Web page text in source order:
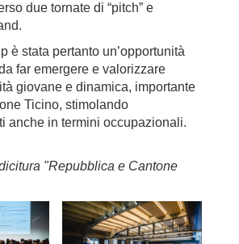
due tornate di “pitch” e
è stata pertanto un’opportunità
far emergere e valorizzare
giovane e dinamica, importante
Ticino, stimolando
anche in termini occupazionali.
"Repubblica e Cantone